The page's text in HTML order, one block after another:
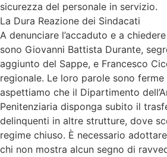
sicurezza del personale in servizio.
La Dura Reazione dei Sindacati
A denunciare l’accaduto e a
sono Giovanni Battista Durante,
aggiunto del Sappe, e Francesco
regionale. Le loro parole sono ferme
aspettiamo che il Dipartimento
Penitenziaria disponga subito il
delinquenti in altre strutture, dove
regime chiuso. È necessario
chi non mostra alcun segno di